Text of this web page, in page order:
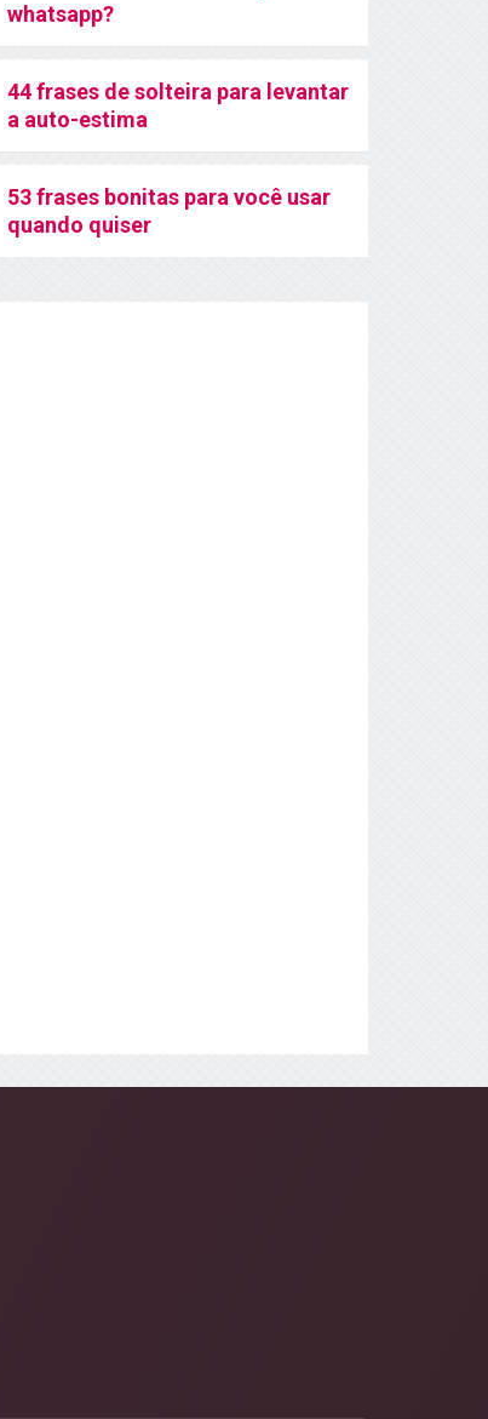
whatsapp?
44 frases de solteira para levantar
a auto-estima
53 frases bonitas para você usar
quando quiser